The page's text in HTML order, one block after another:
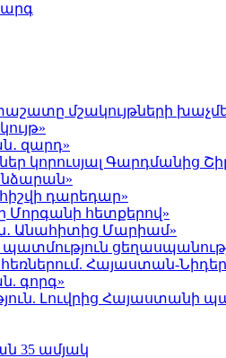
մշակույթների
զարդ»
կորուսյալ Գարդմանից
դարեդար»
Մորգանի հետքերով»
Անահիտից Մարիամ»
պատմություն
Հայաստան-
գորգ»
Լուվրից Հայաստանի
35 ամյակ